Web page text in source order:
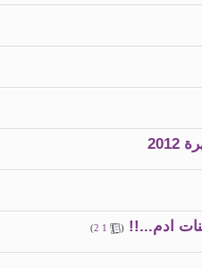
ادم...!! (
1
2
)